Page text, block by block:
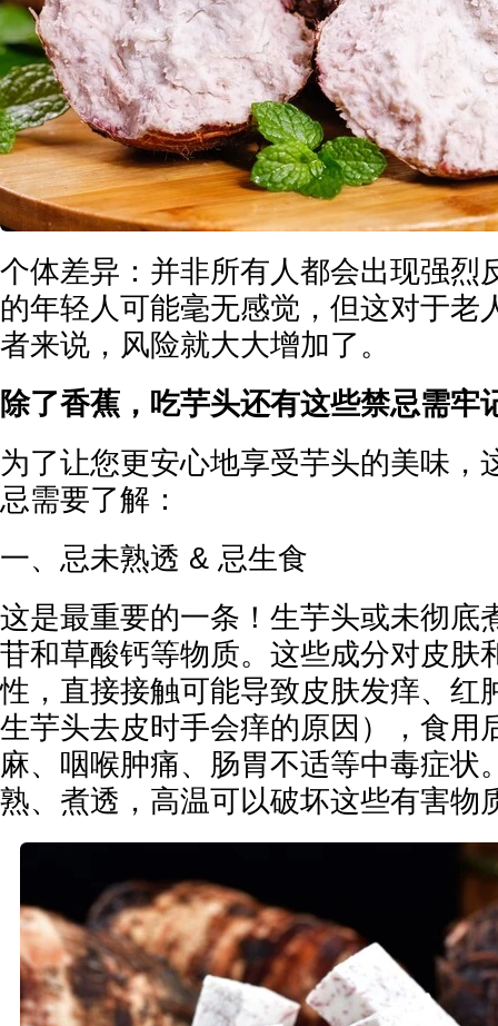
个体差异：并非所有人都会出现强烈
的年轻人可能毫无感觉，但这对于老
者来说，风险就大大增加了。
除了香蕉，吃芋头还有这些禁忌需牢
为了让您更安心地享受芋头的美味，
忌需要了解：
一、忌未熟透 & 忌生食
这是最重要的一条！生芋头或未彻底
苷和草酸钙等物质。这些成分对皮肤
性，直接接触可能导致皮肤发痒、红
生芋头去皮时手会痒的原因），食用
麻、咽喉肿痛、肠胃不适等中毒症状
熟、煮透，高温可以破坏这些有害物